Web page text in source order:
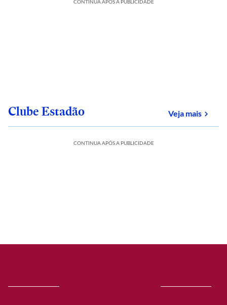
CONTINUA APÓS A PUBLICIDADE
Clube Estadão Veja maissobre
CONTINUA APÓS A PUBLICIDADE